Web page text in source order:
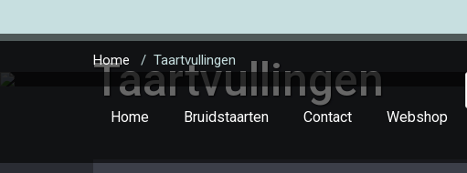
Home Bruidstaarten Contact Webshop
Taartvullingen
Home / Taartvullingen